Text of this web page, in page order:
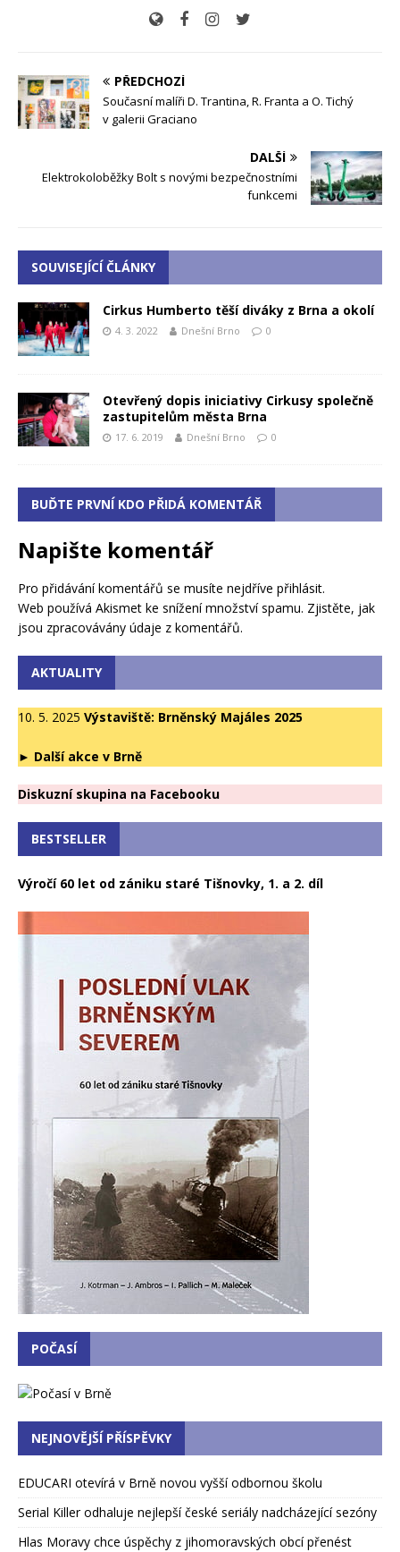
PŘEDCHOZÍ
Současní malíři D. Trantina, R. Franta a O. Tichý
v galerii Graciano
DALŠÍ
Elektrokoloběžky Bolt s novými bezpečnostními
funkcemi
SOUVISEJÍCÍ ČLÁNKY
Cirkus Humberto těší diváky z Brna a okolí
4. 3. 2022 Dnešní Brno 0
Otevřený dopis iniciativy Cirkusy společně
zastupitelům města Brna
17. 6. 2019 Dnešní Brno 0
BUĎTE PRVNÍ KDO PŘIDÁ KOMENTÁŘ
Napište komentář
Pro přidávání komentářů se musíte nejdříve přihlásit.
Web používá Akismet ke snížení množství spamu. Zjistěte, jak
jsou zpracovávány údaje z komentářů.
AKTUALITY
10. 5. 2025 Výstaviště: Brněnský Majáles 2025
► Další akce v Brně
Diskuzní skupina na Facebooku
BESTSELLER
Výročí 60 let od zániku staré Tišnovky, 1. a 2. díl
POČASÍ
NEJNOVĚJŠÍ PŘÍSPĚVKY
EDUCARI otevírá v Brně novou vyšší odbornou školu
Serial Killer odhaluje nejlepší české seriály nadcházející sezóny
Hlas Moravy chce úspěchy z jihomoravských obcí přenést